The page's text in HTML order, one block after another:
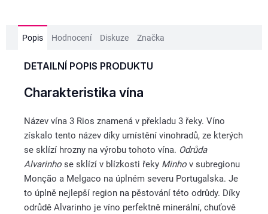
Popis Hodnocení Diskuze Značka
DETAILNÍ POPIS PRODUKTU
Charakteristika vína
Název vína 3 Rios znamená v překladu 3 řeky. Víno
získalo tento název díky umístění vinohradů, ze kterých
se sklízí hrozny na výrobu tohoto vína. Odrůda
Alvarinho se sklízí v blízkosti řeky Minho v subregionu
Monção a Melgaco na úplném severu Portugalska. Je
to úplně nejlepší region na pěstování této odrůdy. Díky
odrůdě Alvarinho je víno perfektně minerální, chuťově